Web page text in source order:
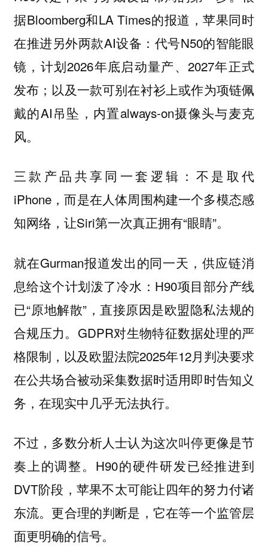
据Bloomberg和LA Times的报道，苹果同时
在推进另外两款AI设备：代号N50的智能眼
镜，计划2026年底启动量产、2027年正式
发布；以及一款可别在衬衫上或作为项链佩
戴的AI吊坠，内置always-on摄像头与麦克
风。
三款产品共享同一套逻辑：不是取代
iPhone，而是在人体周围构建一个多模态感
知网络，让Siri第一次真正拥有“眼睛”。
就在Gurman报道发出的同一天，供应链消
息给这个计划泼了冷水：H90项目部分产线
已“原地解散”，直接原因是欧盟隐私法规的
合规压力。GDPR对生物特征数据处理的严
格限制，以及欧盟法院2025年12月判决要求
在公共场合被动采集数据时适用即时告知义
务，在现实中几乎无法执行。
不过，多数分析人士认为这次叫停更像是节
奏上的调整。H90的硬件研发已经推进到
DVT阶段，苹果不太可能让四年的努力付诸
东流。更合理的判断是，它在等一个监管层
面更明确的信号。